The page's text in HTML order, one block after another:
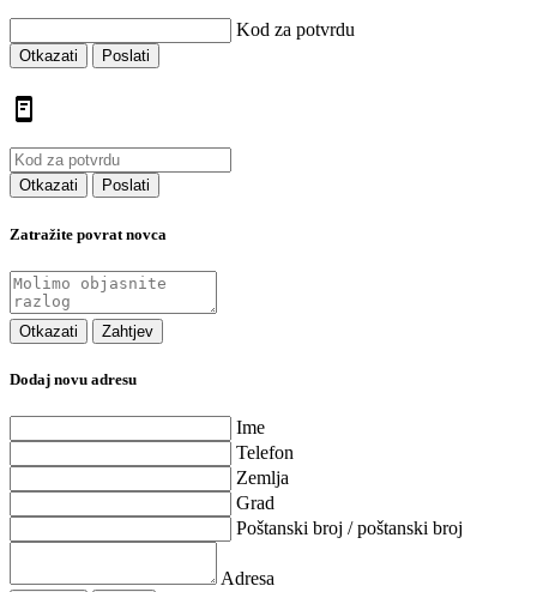
Kod za potvrdu
Otkazati Poslati
Otkazati Poslati
Zatražite povrat novca
Otkazati Zahtjev
Dodaj novu adresu
Ime
Telefon
Zemlja
Grad
Poštanski broj / poštanski broj
Adresa